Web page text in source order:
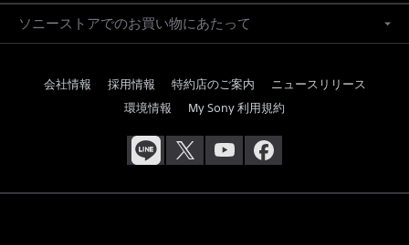
ソニーストアでのお買い物にあたって
会社情報 採用情報 特約店のご案内
ニュースリリース
環境情報
My Sony 利用規約